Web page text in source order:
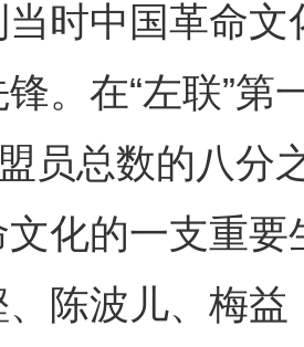
时中国革命
。在“左联”
盟员总数的八
文化的一支重
陈波儿、梅益